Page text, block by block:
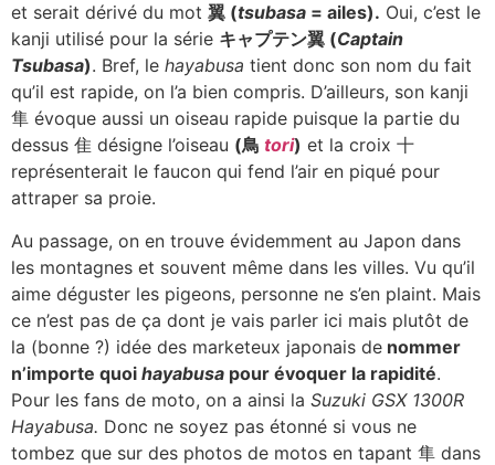
et serait dérivé du mot 翼 (tsubasa = ailes). Oui, c’est le
kanji utilisé pour la série キャプテン翼 (Captain
Tsubasa). Bref, le hayabusa tient donc son nom du fait
qu’il est rapide, on l’a bien compris. D’ailleurs, son kanji
隼 évoque aussi un oiseau rapide puisque la partie du
dessus 隹 désigne l’oiseau (鳥 tori) et la croix 十
représenterait le faucon qui fend l’air en piqué pour
attraper sa proie.
Au passage, on en trouve évidemment au Japon dans
les montagnes et souvent même dans les villes. Vu qu’il
aime déguster les pigeons, personne ne s’en plaint. Mais
ce n’est pas de ça dont je vais parler ici mais plutôt de
la (bonne ?) idée des marketeux japonais de nommer
n’importe quoi hayabusa pour évoquer la rapidité.
Pour les fans de moto, on a ainsi la Suzuki GSX 1300R
Hayabusa. Donc ne soyez pas étonné si vous ne
tombez que sur des photos de motos en tapant 隼 dans